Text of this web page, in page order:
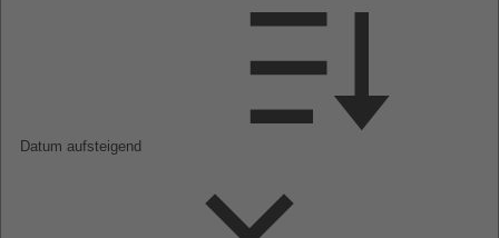
Datum aufsteigend